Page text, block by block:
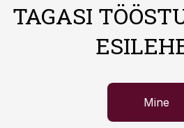
TAGASI
Mine